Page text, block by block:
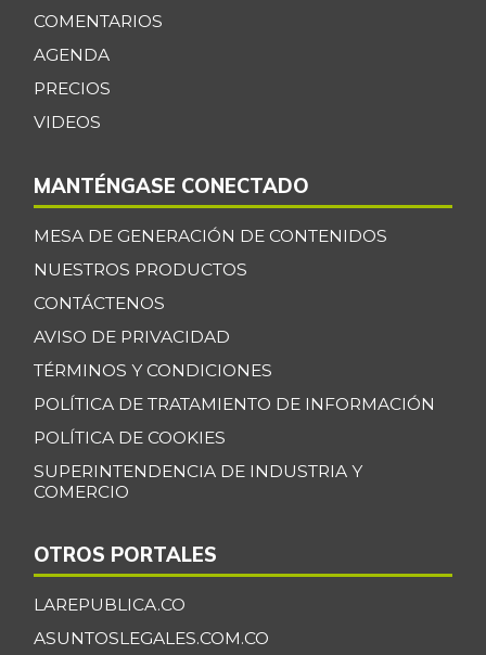
COMENTARIOS
AGENDA
PRECIOS
VIDEOS
MANTÉNGASE CONECTADO
MESA DE GENERACIÓN DE CONTENIDOS
NUESTROS PRODUCTOS
CONTÁCTENOS
AVISO DE PRIVACIDAD
TÉRMINOS Y CONDICIONES
POLÍTICA DE TRATAMIENTO DE INFORMACIÓN
POLÍTICA DE COOKIES
SUPERINTENDENCIA DE INDUSTRIA Y
COMERCIO
OTROS PORTALES
LAREPUBLICA.CO
ASUNTOSLEGALES.COM.CO